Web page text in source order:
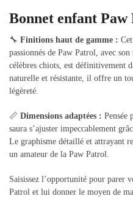
Bonnet enfant Paw
🔧 Finitions haut de gamme :
passionnés de Paw Patrol, avec
célèbres chiots, est définitivement
naturelle et résistante, il offre un
légèreté.
📏 Dimensions adaptées : Pensée
saura s’ajuster impeccablement
Le graphisme détaillé et attrayant
un amateur de la Paw Patrol.
Saisissez l’opportunité pour parer
Patrol et lui donner le moyen de